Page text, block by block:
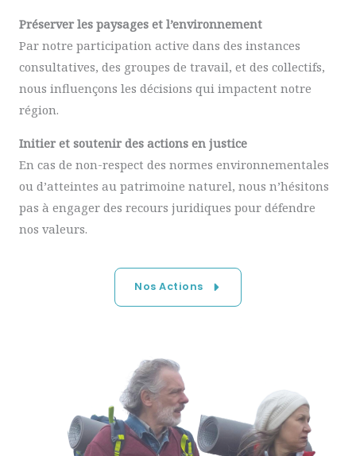
Préserver les paysages et l’environnement
Par notre participation active dans des instances
consultatives, des groupes de travail, et des collectifs,
nous influençons les décisions qui impactent notre
région.
Initier et soutenir des actions en justice
En cas de non-respect des normes environnementales
ou d’atteintes au patrimoine naturel, nous n’hésitons
pas à engager des recours juridiques pour défendre
nos valeurs.
Nos Actions